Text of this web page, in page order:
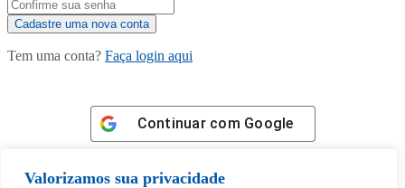
Valorizamos sua privacidade
Tem uma conta? Faça login aqui
Continuar com Google